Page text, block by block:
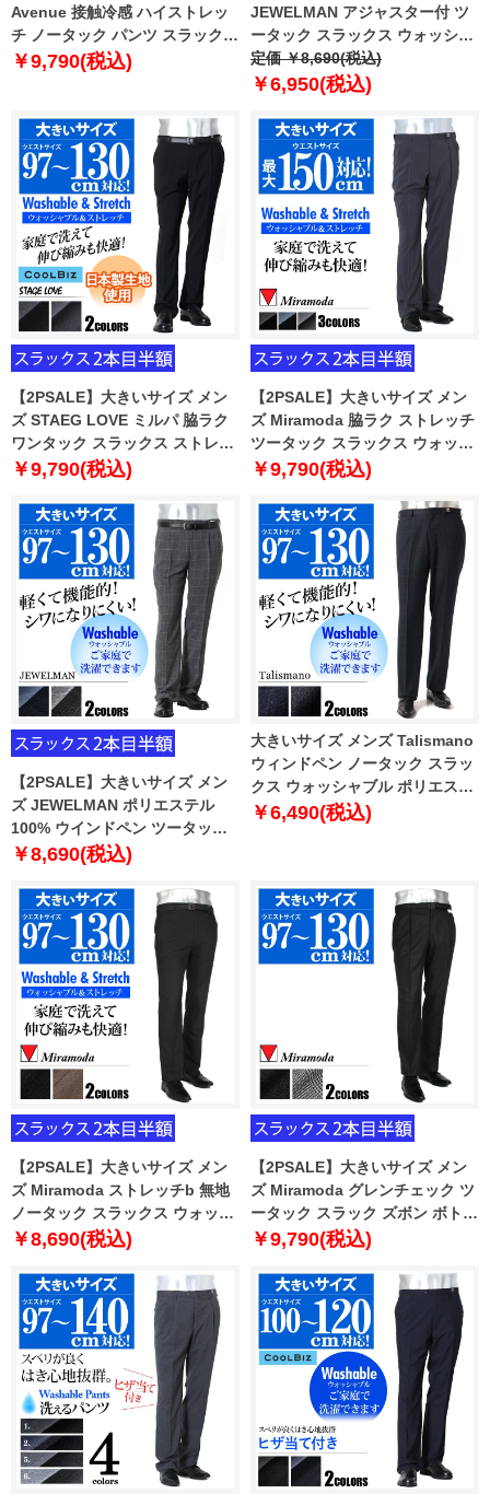
Avenue 接触冷感 ハイストレッ
チ ノータック パンツ スラックス
ウォッシャブル 120-64955
￥9,790(税込)
JEWELMAN アジャスター付 ツ
ータック スラックス ウォッシャ
ブル 20800
定価 ￥8,690(税込)
￥6,950(税込)
【2PSALE】大きいサイズ メン
ズ STAEG LOVE ミルパ 脇ラク
ワンタック スラックス ストレッ
チ ウォッシャブル 日本製生地
￥9,790(税込)
【2PSALE】大きいサイズ メン
ズ Miramoda 脇ラク ストレッチ
ツータック スラックス ウォッシ
ャブル ズボン ボトムス ビジネス
￥9,790(税込)
【2PSALE】大きいサイズ メン
ズ JEWELMAN ポリエステル
100% ウインドペン ツータック
スラックス ウォッシャブル 2785
￥8,690(税込)
大きいサイズ メンズ Talismano
ウィンドペン ノータック スラッ
クス ウォッシャブル ポリエステ
ル100% 2786
￥6,490(税込)
【2PSALE】大きいサイズ メン
ズ Miramoda ストレッチb 無地
ノータック スラックス ウォッシ
ャブル ズボン ボトムス ビジネス
￥8,690(税込)
【2PSALE】大きいサイズ メン
ズ Miramoda グレンチェック ツ
ータック スラック ズボン ボトム
ス ビジネスパンツ 2789
￥9,790(税込)